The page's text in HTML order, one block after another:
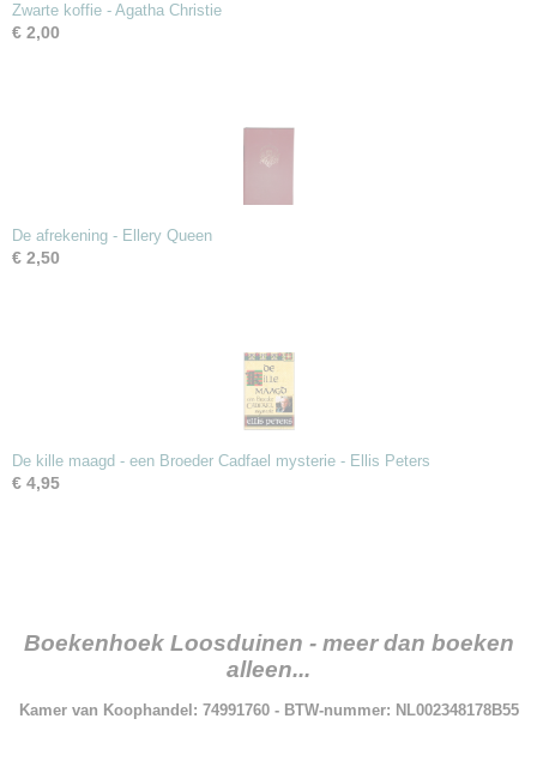
Zwarte koffie - Agatha Christie
€ 2,00
De afrekening - Ellery Queen
€ 2,50
De kille maagd - een Broeder Cadfael mysterie - Ellis Peters
€ 4,95
Boekenhoek Loosduinen - meer dan boeken
alleen...
Kamer van Koophandel: 74991760 - BTW-nummer: NL002348178B55